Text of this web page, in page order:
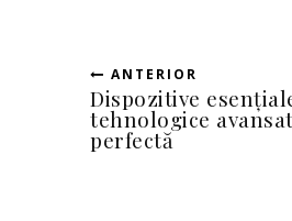
ANTERIOR
Dispozitive
tehnologice
perfectă